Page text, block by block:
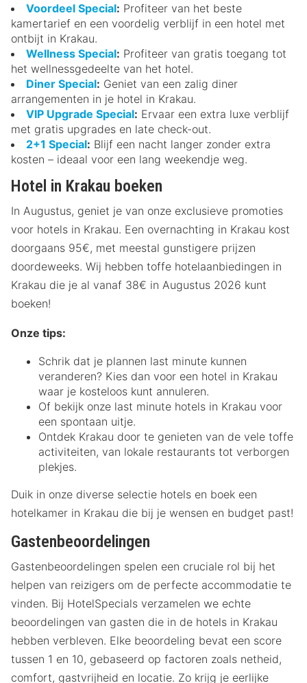
Voordeel Special: Profiteer van het beste
kamertarief en een voordelig verblijf in een hotel met
ontbijt in Krakau.
Wellness Special: Profiteer van gratis toegang tot
het wellnessgedeelte van het hotel.
Diner Special: Geniet van een zalig diner
arrangementen in je hotel in Krakau.
VIP Upgrade Special: Ervaar een extra luxe verblijf
met gratis upgrades en late check-out.
2+1 Special: Blijf een nacht langer zonder extra
kosten – ideaal voor een lang weekendje weg.
Hotel in Krakau boeken
In Augustus, geniet je van onze exclusieve promoties
voor hotels in Krakau. Een overnachting in Krakau kost
doorgaans 95€, met meestal gunstigere prijzen
doordeweeks. Wij hebben toffe hotelaanbiedingen in
Krakau die je al vanaf 38€ in Augustus 2026 kunt
boeken!
Onze tips:
Schrik dat je plannen last minute kunnen
veranderen? Kies dan voor een hotel in Krakau
waar je kosteloos kunt annuleren.
Of bekijk onze last minute hotels in Krakau voor
een spontaan uitje.
Ontdek Krakau door te genieten van de vele toffe
activiteiten, van lokale restaurants tot verborgen
plekjes.
Duik in onze diverse selectie hotels en boek een
hotelkamer in Krakau die bij je wensen en budget past!
Gastenbeoordelingen
Gastenbeoordelingen spelen een cruciale rol bij het
helpen van reizigers om de perfecte accommodatie te
vinden. Bij HotelSpecials verzamelen we echte
beoordelingen van gasten die in de hotels in Krakau
hebben verbleven. Elke beoordeling bevat een score
tussen 1 en 10, gebaseerd op factoren zoals netheid,
comfort, gastvrijheid en locatie. Zo krijg je eerlijke